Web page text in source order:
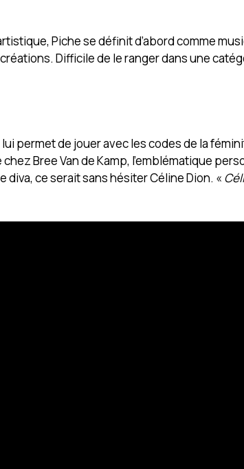
Piche se définit d’abord comme
Difficile de le ranger dans une
permet de jouer avec les codes de la
Bree Van de Kamp, l’emblématique
diva, ce serait sans hésiter Céline Dion. «